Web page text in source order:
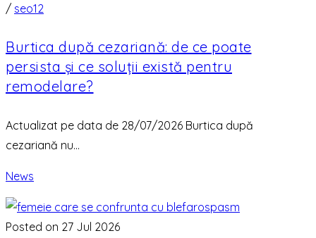
/ seo12
Burtica după cezariană: de ce poate
persista și ce soluții există pentru
remodelare?
Actualizat pe data de 28/07/2026 Burtica după
cezariană nu...
News
Posted on 27 Jul 2026